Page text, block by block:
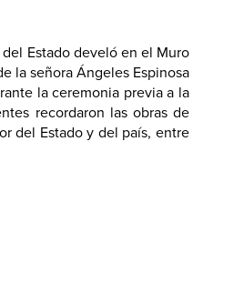
Estado develó en el Muro
la señora Ángeles Espinosa
la ceremonia previa a la
recordaron las obras de
del Estado y del país, entre